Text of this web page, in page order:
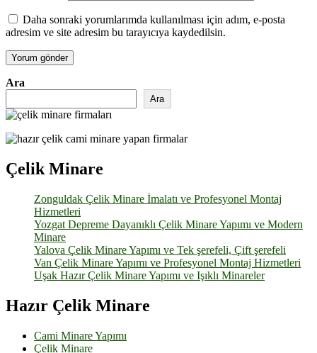
Daha sonraki yorumlarımda kullanılması için adım, e-posta
adresim ve site adresim bu tarayıcıya kaydedilsin.
Ara
Ara
Çelik Minare
Zonguldak Çelik Minare İmalatı ve Profesyonel Montaj
Hizmetleri
Yozgat Depreme Dayanıklı Çelik Minare Yapımı ve Modern
Minare
Yalova Çelik Minare Yapımı ve Tek şerefeli, Çift şerefeli
Van Çelik Minare Yapımı ve Profesyonel Montaj Hizmetleri
Uşak Hazır Çelik Minare Yapımı ve Işıklı Minareler
Hazır Çelik Minare
Cami Minare Yapımı
Çelik Minare